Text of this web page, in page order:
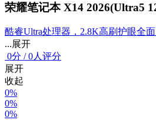
荣耀笔记本 X14 2026(Ultra5
酷睿Ultra处理器，2.8K高刷护眼全
...展开
0分 /0人评分
展开
收起
0%
0%
0%